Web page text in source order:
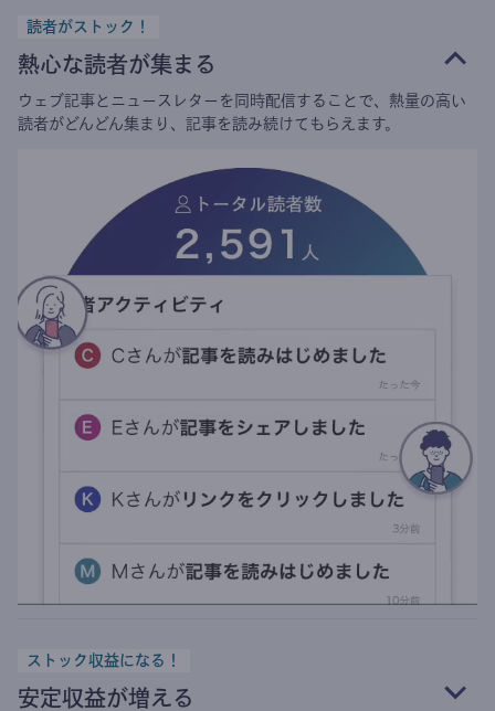
読者がストック！
熱心な読者が集まる
ウェブ記事とニュースレターを同時配信することで、熱量の高い
読者がどんどん集まり、記事を読み続けてもらえます。
ストック収益になる！
安定収益が増える